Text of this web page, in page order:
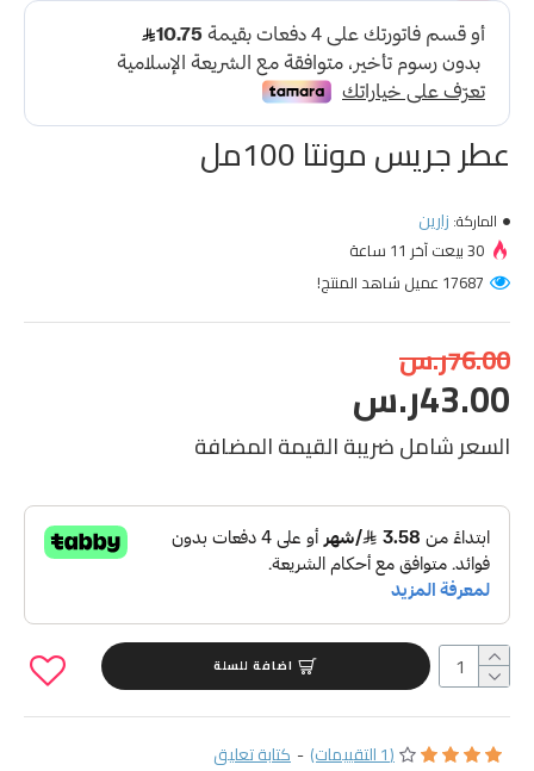
عطر جريس مونتا 100مل
السعر شامل ضريبة القيمة المضافة
(1 التقييمات) - كتابة تعليق
43.00ر.س
76.00ر.س
الماركة: زارين
30 بيعت آخر 11 ساعة
17687 عميل شاهد المنتج!
اضافة للسلة